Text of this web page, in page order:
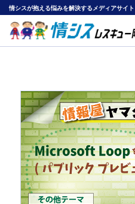
情シスが抱える悩みを解決するメディアサイト